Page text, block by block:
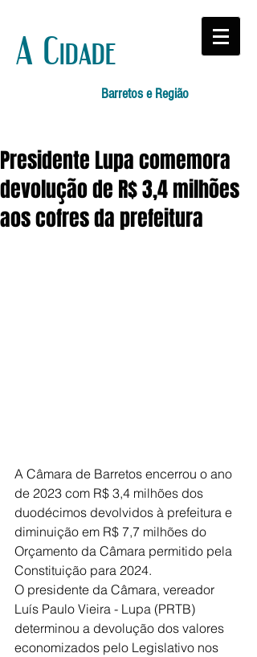
A Cidade
Barretos e Região
Presidente Lupa comemora
devolução de R$ 3,4 milhões
aos cofres da prefeitura
A Câmara de Barretos encerrou o ano
de 2023 com R$ 3,4 milhões dos
duodécimos devolvidos à prefeitura e
diminuição em R$ 7,7 milhões do
Orçamento da Câmara permitido pela
Constituição para 2024.
O presidente da Câmara, vereador
Luís Paulo Vieira - Lupa (PRTB)
determinou a devolução dos valores
economizados pelo Legislativo nos